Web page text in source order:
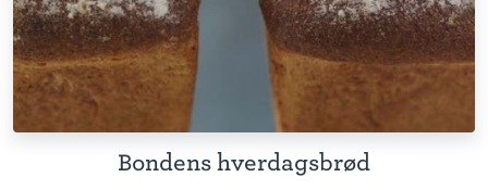
Bondens hverdagsbrød